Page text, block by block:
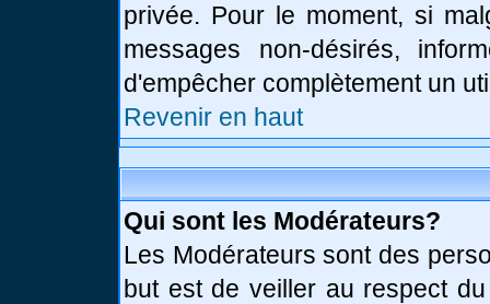
privée. Pour le moment, si
messages non-désirés,
d'empêcher complètement un
Revenir en haut
Qui sont les Modérateurs?
Les Modérateurs sont des
but est de veiller au respect